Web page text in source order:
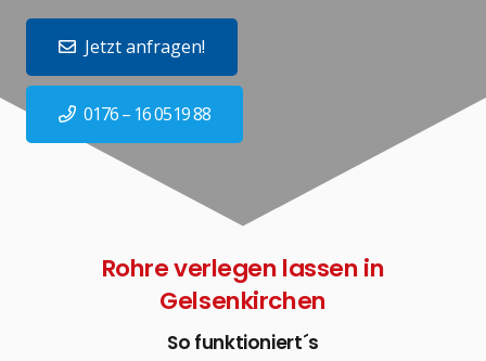
Jetzt anfragen!
0176 – 16 0519 88
Rohre verlegen lassen in
Gelsenkirchen
So funktioniert´s